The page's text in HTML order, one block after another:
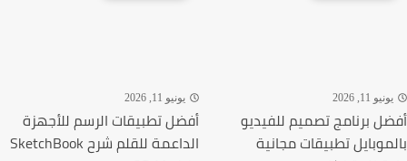
11, 2026
برنامج تصميم للفيديو
تطبيقات مجانية
يونيو 11, 2026
أفضل تطبيقات الرسم للأجهزة
الداعمة للقلم شرح SketchBook